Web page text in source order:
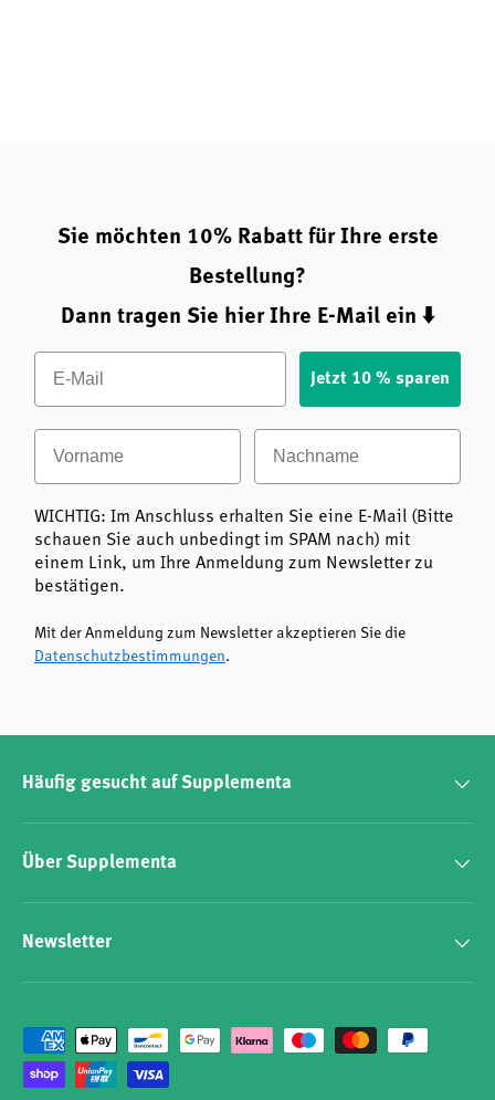
Sie möchten 10% Rabatt für Ihre erste
Bestellung?
Dann tragen Sie hier Ihre E-Mail ein ⬇️
Email
Jetzt 10 % sparen
Vorname Nachname
WICHTIG: Im Anschluss erhalten Sie eine E-Mail (Bitte
schauen Sie auch unbedingt im SPAM nach) mit
einem Link, um Ihre Anmeldung zum Newsletter zu
bestätigen.
Mit der Anmeldung zum Newsletter akzeptieren Sie die
Datenschutzbestimmungen.
Häufig gesucht auf Supplementa
Über Supplementa
Newsletter
Zahlungsmethoden